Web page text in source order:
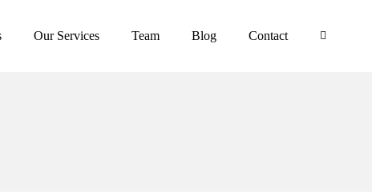
Our Services Team Blog Contact